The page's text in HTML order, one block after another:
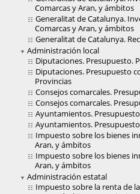
Comarcas y Aran, y ámbitos
Generalitat de Catalunya.
Comarcas y Aran, y ámbitos
Generalitat de Catalunya.
Administración local
Diputaciones. Presupuesto.
Diputaciones. Presupuesto
Provincias
Consejos comarcales.
Consejos comarcales.
Ayuntamientos.
Ayuntamientos.
Impuesto sobre los bienes
Aran, y ámbitos
Impuesto sobre los bienes
Aran, y ámbitos
Administración estatal
Impuesto sobre la renta de